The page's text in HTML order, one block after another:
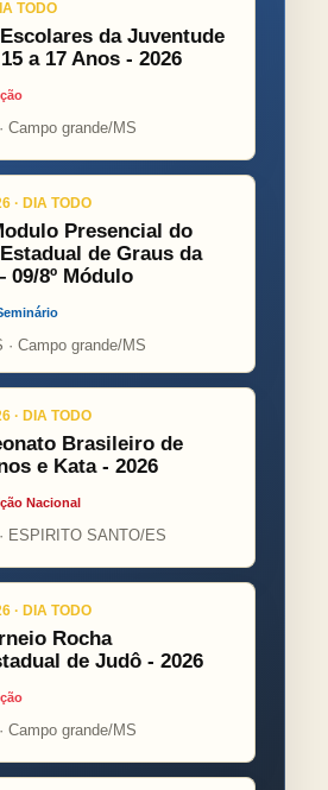
TODO
da Juventude
a 17 Anos - 2026
Campo grande/MS
· DIA TODO
Presencial do
de Graus da
09/8º Módulo
· Campo grande/MS
· DIA TODO
Brasileiro de
e Kata - 2026
Nacional
ESPIRITO SANTO/ES
· DIA TODO
Rocha
de Judô - 2026
Campo grande/MS